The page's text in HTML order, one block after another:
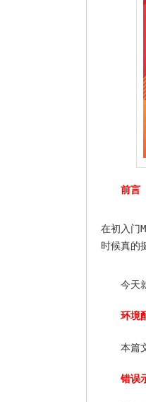
前言
在初入门
时候真的
今天
环境
本篇
错误